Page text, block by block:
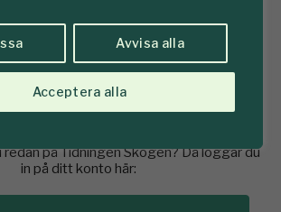
Avvisa alla
Acceptera alla
på Tidningen Skogen? Då loggar du
in på ditt konto här: